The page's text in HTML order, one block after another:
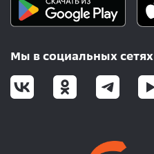
Мы в социальных сетях